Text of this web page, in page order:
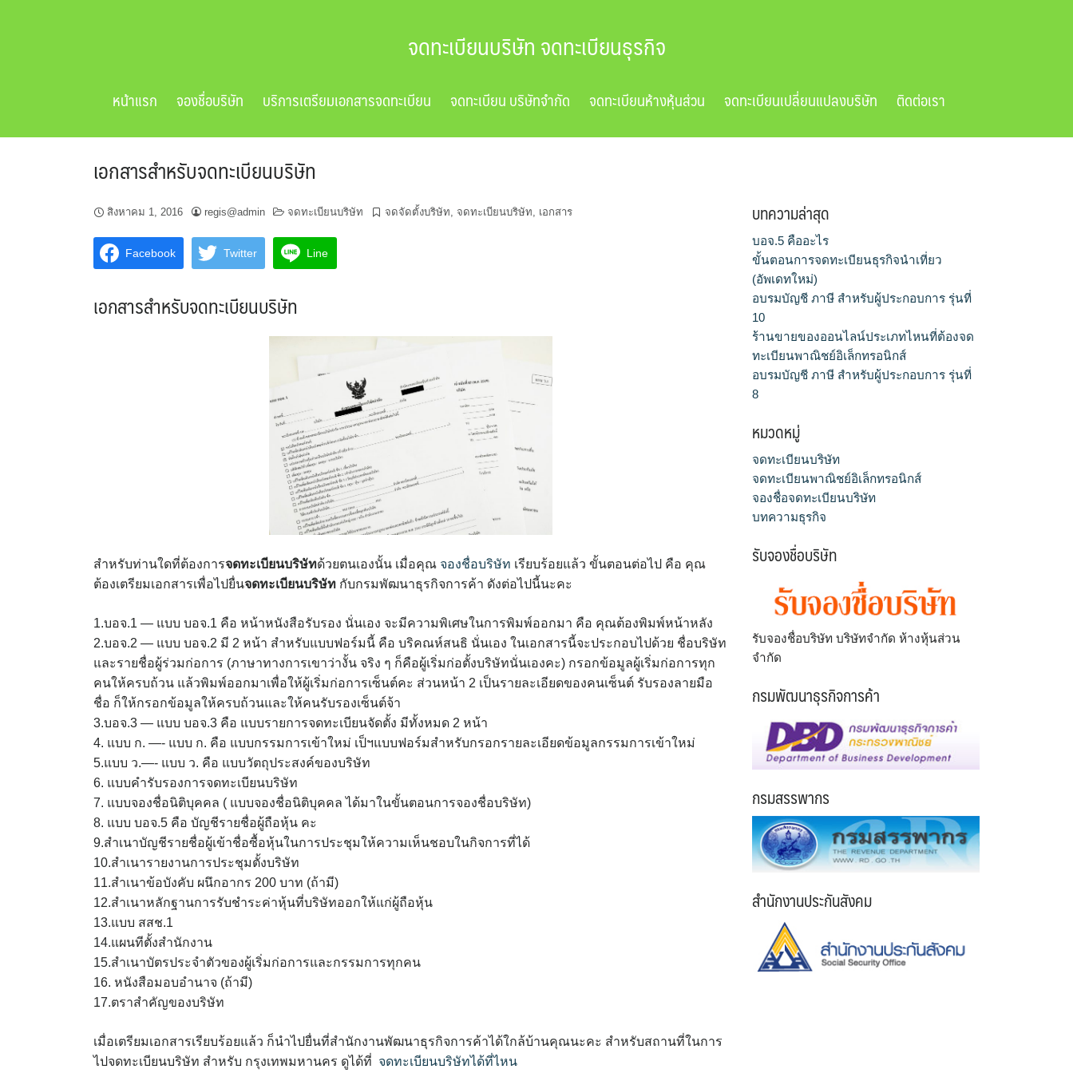
จดทะเบียนบริษัท จดทะเบียนธุรกิจ
หน้าแรก จองชื่อบริษัท บริการเตรียมเอกสารจดทะเบียน จดทะเบียน บริษัทจำกัด จดทะเบียนห้างหุ้นส่วน จดทะเบียนเปลี่ยนแปลงบริษัท ติดต่อเรา
เอกสารสำหรับจดทะเบียนบริษัท
สิงหาคม 1, 2016 regis@admin จดทะเบียนบริษัท จดจัดตั้งบริษัท, จดทะเบียนบริษัท, เอกสาร
Facebook Twitter Line
เอกสารสำหรับจดทะเบียนบริษัท
สำหรับท่านใดที่ต้องการจดทะเบียนบริษัทด้วยตนเองนั้น เมื่อคุณ จองชื่อบริษัท เรียบร้อยแล้ว ขั้นตอนต่อไป คือ คุณ
ต้องเตรียมเอกสารเพื่อไปยื่นจดทะเบียนบริษัท กับกรมพัฒนาธุรกิจการค้า ดังต่อไปนี้นะคะ
1.บอจ.1 — แบบ บอจ.1 คือ หน้าหนังสือรับรอง นั่นเอง จะมีความพิเศษในการพิมพ์ออกมา คือ คุณต้องพิมพ์หน้าหลัง
2.บอจ.2 — แบบ บอจ.2 มี 2 หน้า สำหรับแบบฟอร์มนี้ คือ บริคณห์สนธิ นั่นเอง ในเอกสารนี้จะประกอบไปด้วย ชื่อบริษัท
และรายชื่อผู้ร่วมก่อการ (ภาษาทางการเขาว่างั้น จริง ๆ ก็คือผู้เริ่มก่อตั้งบริษัทนั่นเองคะ) กรอกข้อมูลผู้เริ่มก่อการทุก
คนให้ครบถ้วน แล้วพิมพ์ออกมาเพื่อให้ผู้เริ่มก่อการเซ็นต์คะ ส่วนหน้า 2 เป็นรายละเอียดของคนเซ็นต์ รับรองลายมือ
ชื่อ ก็ให้กรอกข้อมูลให้ครบถ้วนและให้คนรับรองเซ็นต์จ้า
3.บอจ.3 — แบบ บอจ.3 คือ แบบรายการจดทะเบียนจัดตั้ง มีทั้งหมด 2 หน้า
4. แบบ ก. —- แบบ ก. คือ แบบกรรมการเข้าใหม่ เป็ฯแบบฟอร์มสำหรับกรอกรายละเอียดข้อมูลกรรมการเข้าใหม่
5.แบบ ว.—- แบบ ว. คือ แบบวัตถุประสงค์ของบริษัท
6. แบบคำรับรองการจดทะเบียนบริษัท
7. แบบจองชื่อนิติบุคคล ( แบบจองชื่อนิติบุคคล ได้มาในขั้นตอนการจองชื่อบริษัท)
8. แบบ บอจ.5 คือ บัญชีรายชื่อผู้ถือหุ้น คะ
9.สำเนาบัญชีรายชื่อผู้เข้าชื่อซื้อหุ้นในการประชุมให้ความเห็นชอบในกิจการที่ได้
10.สำเนารายงานการประชุมตั้งบริษัท
11.สำเนาข้อบังคับ ผนึกอากร 200 บาท (ถ้ามี)
12.สำเนาหลักฐานการรับชำระค่าหุ้นที่บริษัทออกให้แก่ผู้ถือหุ้น
13.แบบ สสช.1
14.แผนทีตั้งสำนักงาน
15.สำเนาบัตรประจำตัวของผู้เริ่มก่อการและกรรมการทุกคน
16. หนังสือมอบอำนาจ (ถ้ามี)
17.ตราสำคัญของบริษัท
เมื่อเตรียมเอกสารเรียบร้อยแล้ว ก็นำไปยื่นที่สำนักงานพัฒนาธุรกิจการค้าได้ใกล้บ้านคุณนะคะ สำหรับสถานที่ในการ
ไปจดทะเบียนบริษัท สำหรับ กรุงเทพมหานคร ดูได้ที่ จดทะเบียนบริษัทได้ที่ไหน
บทความล่าสุด
บอจ.5 คืออะไร
ขั้นตอนการจดทะเบียนธุรกิจนำเที่ยว
(อัพเดทใหม่)
อบรมบัญชี ภาษี สำหรับผู้ประกอบการ รุ่นที่
10
ร้านขายของออนไลน์ประเภทไหนที่ต้องจด
ทะเบียนพาณิชย์อิเล็กทรอนิกส์
อบรมบัญชี ภาษี สำหรับผู้ประกอบการ รุ่นที่
8
หมวดหมู่
จดทะเบียนบริษัท
จดทะเบียนพาณิชย์อิเล็กทรอนิกส์
จองชื่อจดทะเบียนบริษัท
บทความธุรกิจ
รับจองชื่อบริษัท
รับจองชื่อบริษัท บริษัทจำกัด ห้างหุ้นส่วน
จำกัด
กรมพัฒนาธุรกิจการค้า
กรมสรรพากร
สำนักงานประกันสังคม